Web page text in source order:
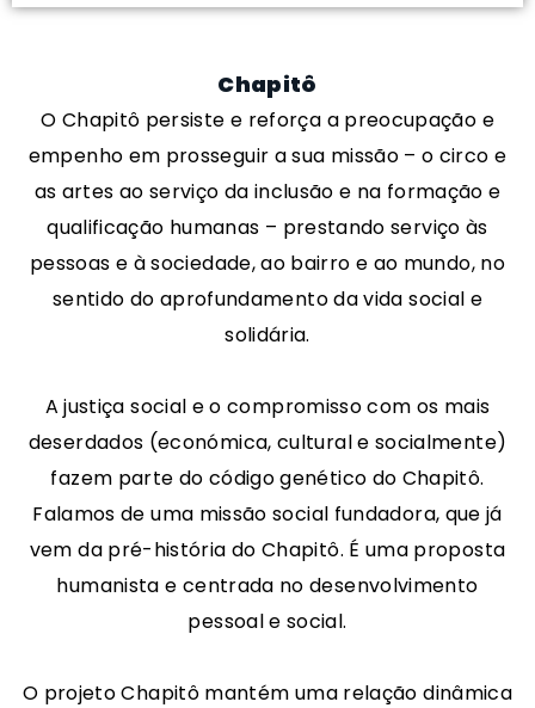
Chapitô
O Chapitô persiste e reforça a preocupação e
empenho em prosseguir a sua missão – o circo e
as artes ao serviço da inclusão e na formação e
qualificação humanas – prestando serviço às
pessoas e à sociedade, ao bairro e ao mundo, no
sentido do aprofundamento da vida social e
solidária.
A justiça social e o compromisso com os mais
deserdados (económica, cultural e socialmente)
fazem parte do código genético do Chapitô.
Falamos de uma missão social fundadora, que já
vem da pré-história do Chapitô. É uma proposta
humanista e centrada no desenvolvimento
pessoal e social.
O projeto Chapitô mantém uma relação dinâmica